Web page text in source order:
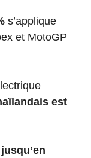
s’applique
et MotoGP
est